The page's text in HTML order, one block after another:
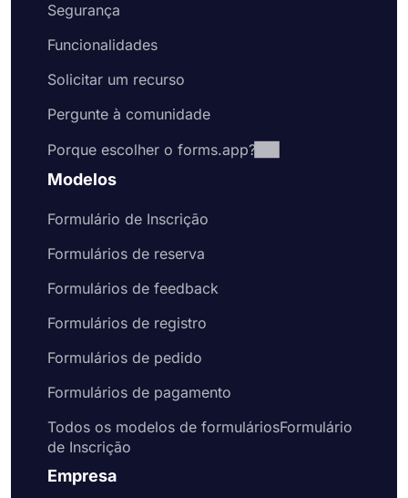
Segurança
Funcionalidades
Solicitar um recurso
Pergunte à comunidade
Porque escolher o forms.app?
Modelos
Formulário de Inscrição
Formulários de reserva
Formulários de feedback
Formulários de registro
Formulários de pedido
Formulários de pagamento
Todos os modelos de formuláriosFormulário
de Inscrição
Empresa